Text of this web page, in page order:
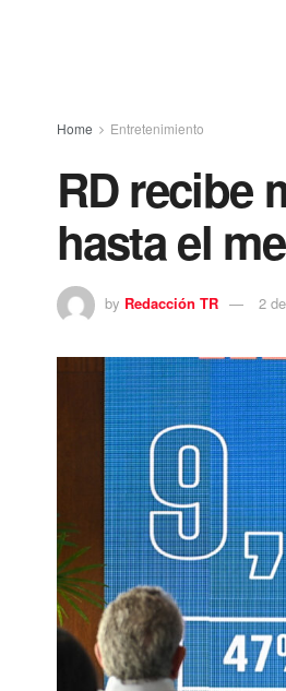
Home Entretenimiento
RD recibe
hasta el
by Redacción TR 2